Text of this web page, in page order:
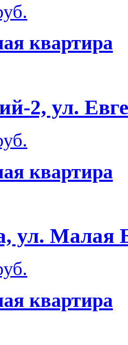
квартира
2, ул.
квартира
ул. Малая
квартира